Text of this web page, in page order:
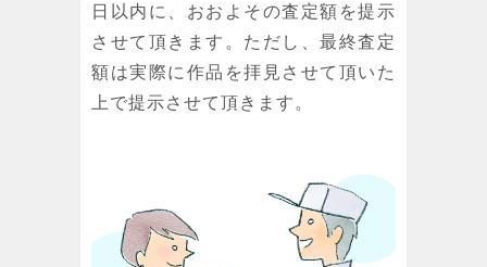
日以内に、おおよその査定額を提示
させて頂きます。ただし、最終査定
額は実際に作品を拝見させて頂いた
上で提示させて頂きます。